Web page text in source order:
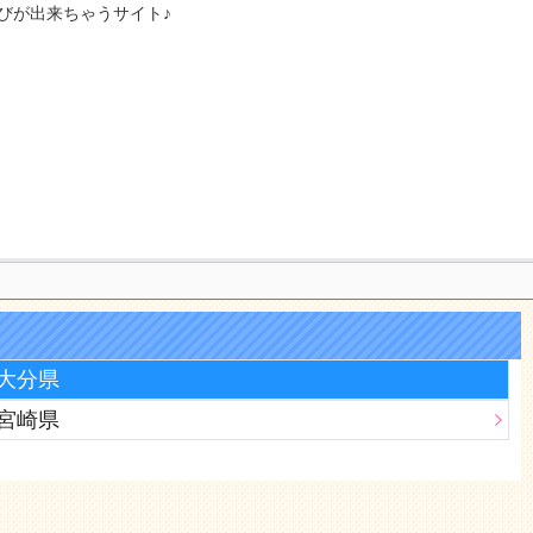
が出来ちゃうサイト♪
分県
崎県